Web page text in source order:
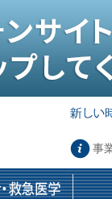
事